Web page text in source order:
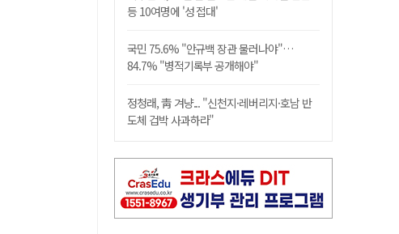
등 10여명에 '성 접대'
국민 75.6% "안규백 장관 물러나야"…
84.7% "병적기록부 공개해야"
정청래, 靑 겨냥... "신천지·레버리지·호남 반
도체 겁박 사과하라"